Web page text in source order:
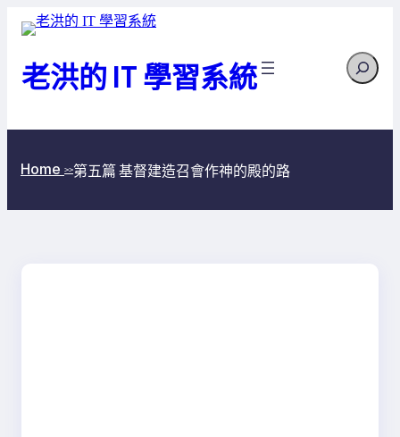
老洪的 IT 學習系統 Search
Home >>第五篇 基督建造召會作神的殿的路